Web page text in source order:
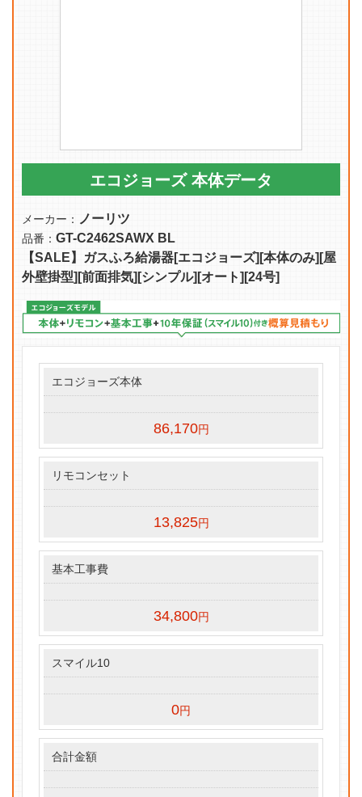
エコジョーズ 本体データ
メーカー： ノーリツ
品番： GT-C2462SAWX BL
【SALE】ガスふろ給湯器[エコジョーズ][本体のみ][屋
外壁掛型][前面排気][シンプル][オート][24号]
エコジョーズ本体
86,170円
リモコンセット
13,825円
基本工事費
34,800円
スマイル10
0円
合計金額